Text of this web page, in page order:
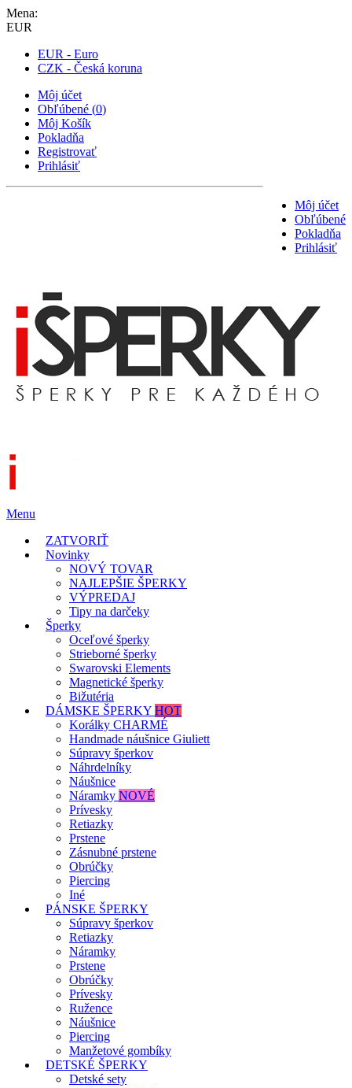
Mena:
EUR
EUR - Euro
CZK - Česká koruna
Môj účet
Obľúbené (0)
Môj Košík
Pokladňa
Registrovať
Prihlásiť
Môj účet
Obľúbené
Pokladňa
Prihlásiť
Menu
ZATVORIŤ
Novinky
NOVÝ TOVAR
NAJLEPŠIE ŠPERKY
VÝPREDAJ
Tipy na darčeky
Šperky
Oceľové šperky
Strieborné šperky
Swarovski Elements
Magnetické šperky
Bižutéria
DÁMSKE ŠPERKY HOT
Korálky CHARMÉ
Handmade náušnice Giuliett
Súpravy šperkov
Náhrdelníky
Náušnice
Náramky NOVÉ
Prívesky
Retiazky
Prstene
Zásnubné prstene
Obrúčky
Piercing
Iné
PÁNSKE ŠPERKY
Súpravy šperkov
Retiazky
Náramky
Prstene
Obrúčky
Prívesky
Ružence
Náušnice
Piercing
Manžetové gombíky
DETSKÉ ŠPERKY
Detské sety